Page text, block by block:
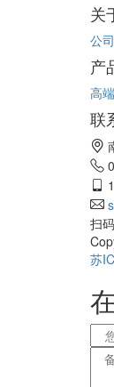
关
公
产
高
联
扫
苏